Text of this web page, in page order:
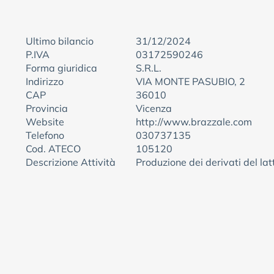
Ultimo bilancio
31/12/2024
P.IVA
03172590246
Forma giuridica
S.R.L.
Indirizzo
VIA MONTE PASUBIO, 2
CAP
36010
Provincia
Vicenza
Website
http://www.brazzale.com
Telefono
030737135
Cod. ATECO
105120
Descrizione Attività
Produzione dei derivati del